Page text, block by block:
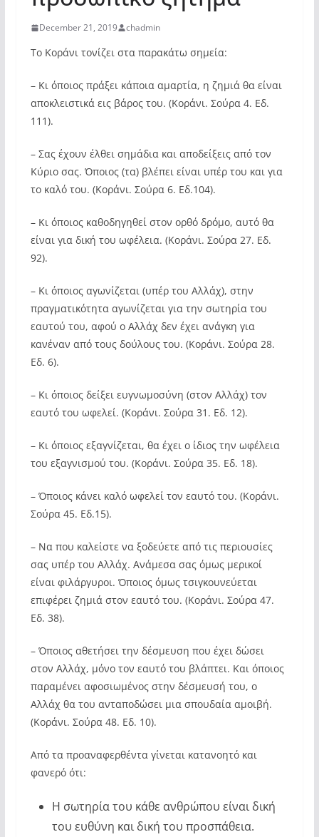
December 21, 2019 chadmin
Το Κοράνι τονίζει στα παρακάτω σημεία:
– Κι όποιος πράξει κάποια αμαρτία, η ζημιά θα είναι
αποκλειστικά εις βάρος του. (Κοράνι. Σούρα 4. Εδ.
111).
– Σας έχουν έλθει σημάδια και αποδείξεις από τον
Κύριο σας. Όποιος (τα) βλέπει είναι υπέρ του και για
το καλό του. (Κοράνι. Σούρα 6. Εδ.104).
– Κι όποιος καθοδηγηθεί στον ορθό δρόμο, αυτό θα
είναι για δική του ωφέλεια. (Κοράνι. Σούρα 27. Εδ.
92).
– Κι όποιος αγωνίζεται (υπέρ του Αλλάχ), στην
πραγματικότητα αγωνίζεται για την σωτηρία του
εαυτού του, αφού ο Αλλάχ δεν έχει ανάγκη για
κανέναν από τους δούλους του. (Κοράνι. Σούρα 28.
Εδ. 6).
– Κι όποιος δείξει ευγνωμοσύνη (στον Αλλάχ) τον
εαυτό του ωφελεί. (Κοράνι. Σούρα 31. Εδ. 12).
– Κι όποιος εξαγνίζεται, θα έχει ο ίδιος την ωφέλεια
του εξαγνισμού του. (Κοράνι. Σούρα 35. Εδ. 18).
– Όποιος κάνει καλό ωφελεί τον εαυτό του. (Κοράνι.
Σούρα 45. Εδ.15).
– Να που καλείστε να ξοδεύετε από τις περιουσίες
σας υπέρ του Αλλάχ. Ανάμεσα σας όμως μερικοί
είναι φιλάργυροι. Όποιος όμως τσιγκουνεύεται
επιφέρει ζημιά στον εαυτό του. (Κοράνι. Σούρα 47.
Εδ. 38).
– Όποιος αθετήσει την δέσμευση που έχει δώσει
στον Αλλάχ, μόνο τον εαυτό του βλάπτει. Και όποιος
παραμένει αφοσιωμένος στην δέσμευσή του, ο
Αλλάχ θα του ανταποδώσει μια σπουδαία αμοιβή.
(Κοράνι. Σούρα 48. Εδ. 10).
Από τα προαναφερθέντα γίνεται κατανοητό και
φανερό ότι:
Η σωτηρία του κάθε ανθρώπου είναι δική
του ευθύνη και δική του προσπάθεια.